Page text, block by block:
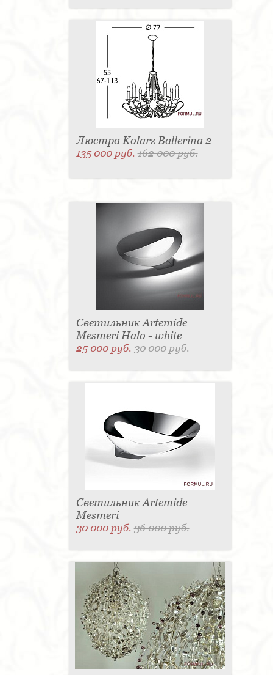
Люстра Kolarz Ballerina 2
135 000 руб.162 000 руб.
Светильник Artemide
Mesmeri Halo - white
25 000 руб.30 000 руб.
Светильник Artemide
Mesmeri
30 000 руб.36 000 руб.